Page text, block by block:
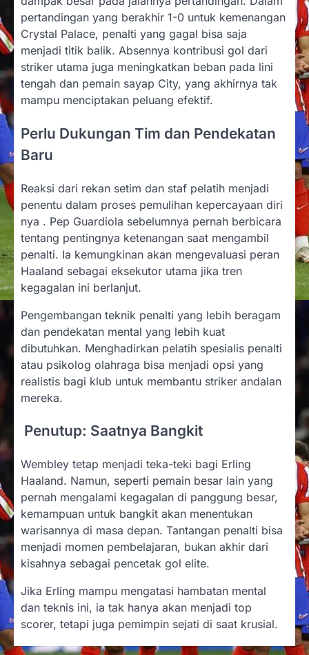
pertandingan yang berakhir 1-0 untuk kemenangan
Crystal Palace, penalti yang gagal bisa saja
menjadi titik balik. Absennya kontribusi gol dari
striker utama juga meningkatkan beban pada lini
tengah dan pemain sayap City, yang akhirnya tak
mampu menciptakan peluang efektif.
Perlu Dukungan Tim dan Pendekatan
Baru
Reaksi dari rekan setim dan staf pelatih menjadi
penentu dalam proses pemulihan kepercayaan diri
nya . Pep Guardiola sebelumnya pernah berbicara
tentang pentingnya ketenangan saat mengambil
penalti. Ia kemungkinan akan mengevaluasi peran
Haaland sebagai eksekutor utama jika tren
kegagalan ini berlanjut.
Pengembangan teknik penalti yang lebih beragam
dan pendekatan mental yang lebih kuat
dibutuhkan. Menghadirkan pelatih spesialis penalti
atau psikolog olahraga bisa menjadi opsi yang
realistis bagi klub untuk membantu striker andalan
mereka.
Penutup: Saatnya Bangkit
Wembley tetap menjadi teka-teki bagi Erling
Haaland. Namun, seperti pemain besar lain yang
pernah mengalami kegagalan di panggung besar,
kemampuan untuk bangkit akan menentukan
warisannya di masa depan. Tantangan penalti bisa
menjadi momen pembelajaran, bukan akhir dari
kisahnya sebagai pencetak gol elite.
Jika Erling mampu mengatasi hambatan mental
dan teknis ini, ia tak hanya akan menjadi top
scorer, tetapi juga pemimpin sejati di saat krusial.